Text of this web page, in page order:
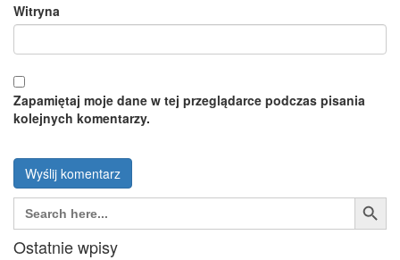
Witryna
Zapamiętaj moje dane w tej przeglądarce podczas pisania
kolejnych komentarzy.
Search
for:
Search Button
Ostatnie wpisy